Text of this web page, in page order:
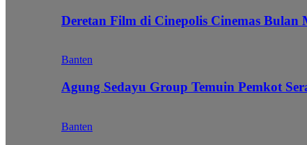
Deretan Film di Cinepolis Cinemas
Banten
Agung Sedayu Group Temuin Pemkot
Banten